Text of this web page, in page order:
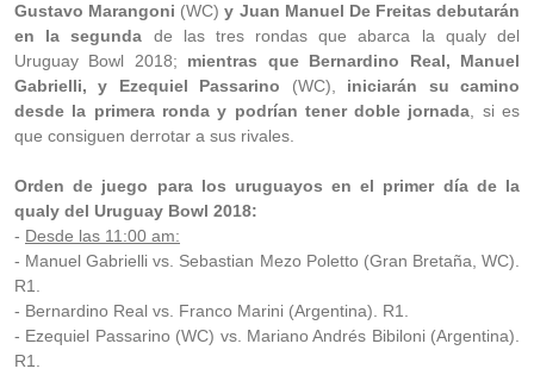
Gustavo Marangoni (WC)y Juan Manuel De Freitas debutarán
en la segunda de las tres rondas que abarca la qualy del
Uruguay Bowl 2018; mientras que Bernardino Real, Manuel
Gabrielli, y Ezequiel Passarino (WC), iniciarán su camino
desde la primera ronda y podrían tener doble jornada , si es
que consiguen derrotar a sus rivales.
Orden de juego para los uruguayos en el primer día de la
qualy del Uruguay Bowl 2018:
- Desde las 11:00 am:
- Manuel Gabrielli vs. Sebastian Mezo Poletto (Gran Bretaña, WC).
R1.
- Bernardino Real vs. Franco Marini (Argentina). R1.
- Ezequiel Passarino (WC) vs. Mariano Andrés Bibiloni (Argentina).
R1.